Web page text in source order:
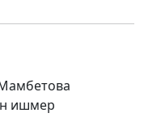
ишмер